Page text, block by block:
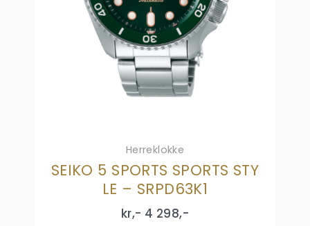
Herreklokke
SEIKO 5 SPORTS SPORTS STY
LE – SRPD63K1
kr,- 4 298,-